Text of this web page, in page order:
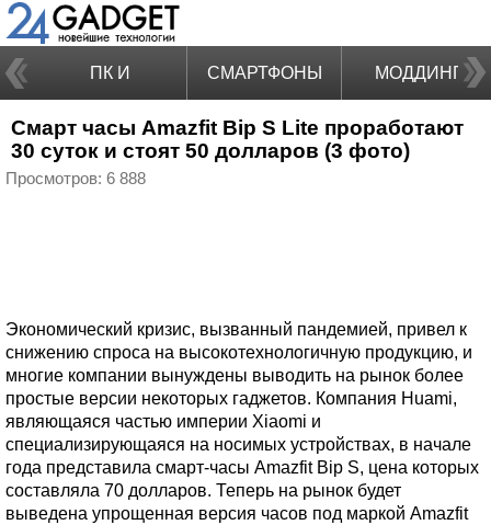
ПК И
НОУТБУКИ
СМАРТФОНЫ МОДДИНГ
Смарт часы Amazfit Bip S Lite проработают
30 суток и стоят 50 долларов (3 фото)
Просмотров: 6 888
Экономический кризис, вызванный пандемией, привел к
снижению спроса на высокотехнологичную продукцию, и
многие компании вынуждены выводить на рынок более
простые версии некоторых гаджетов. Компания Huami,
являющаяся частью империи Xiaomi и
специализирующаяся на носимых устройствах, в начале
года представила смарт-часы Amazfit Bip S, цена которых
составляла 70 долларов. Теперь на рынок будет
выведена упрощенная версия часов под маркой Amazfit